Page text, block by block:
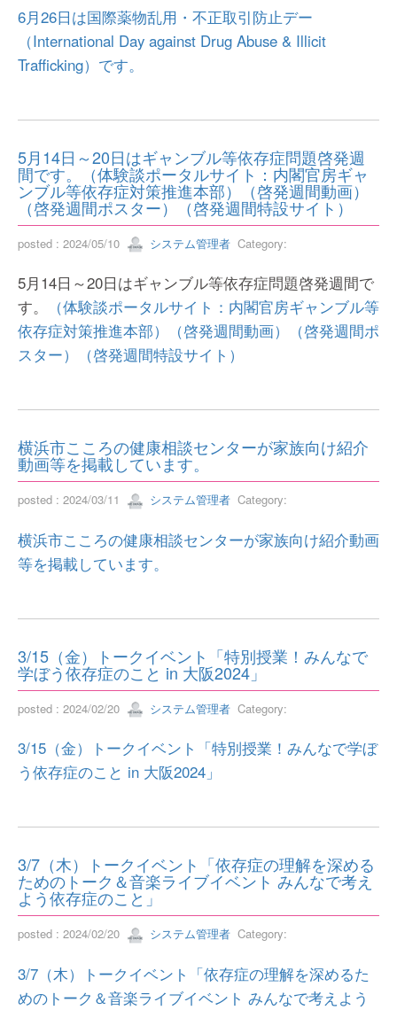
6月26日は国際薬物乱用・不正取引防止デー
（International Day against Drug Abuse & Illicit
Trafficking）です。
5月14日～20日はギャンブル等依存症問題啓発週
間です。（体験談ポータルサイト：内閣官房ギャ
ンブル等依存症対策推進本部）（啓発週間動画）
（啓発週間ポスター）（啓発週間特設サイト）
posted : 2024/05/10 システム管理者 Category:
5月14日～20日はギャンブル等依存症問題啓発週間で
す。
（体験談ポータルサイト：内閣官房ギャンブル等
依存症対策推進本部）
（啓発週間動画）
（啓発週間ポ
スター）
（啓発週間特設サイト）
横浜市こころの健康相談センターが家族向け紹介
動画等を掲載しています。
posted : 2024/03/11 システム管理者 Category:
横浜市こころの健康相談センターが家族向け紹介動画
等を掲載しています。
3/15（金）トークイベント「特別授業！みんなで
学ぼう依存症のこと in 大阪2024」
posted : 2024/02/20 システム管理者 Category:
3/15（金）トークイベント「特別授業！みんなで学ぼ
う依存症のこと in 大阪2024」
3/7（木）トークイベント「依存症の理解を深める
ためのトーク＆音楽ライブイベント みんなで考え
よう依存症のこと」
posted : 2024/02/20 システム管理者 Category:
3/7（木）トークイベント「依存症の理解を深めるた
めのトーク＆音楽ライブイベント みんなで考えよう